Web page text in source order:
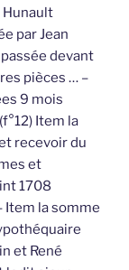
Hunault
par Jean
devant
pièces … –
9 mois
Item la
recevoir du
et
1708
Item la somme
et René